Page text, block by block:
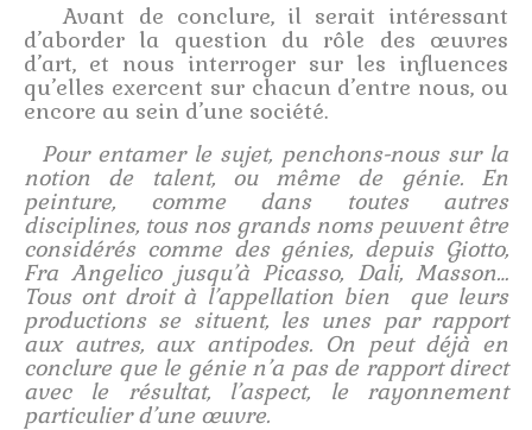
Avant de conclure, il serait intéressant
d’aborder la question du rôle des œuvres
d’art, et nous interroger sur les influences
qu’elles exercent sur chacun d’entre nous, ou
encore au sein d’une société.
Pour entamer le sujet, penchons-nous sur la
notion de talent, ou même de génie. En
peinture, comme dans toutes autres
disciplines, tous nos grands noms peuvent être
considérés comme des génies, depuis Giotto,
Fra Angelico jusqu’à Picasso, Dali, Masson…
Tous ont droit à l’appellation bien que leurs
productions se situent, les unes par rapport
aux autres, aux antipodes. On peut déjà en
conclure que le génie n’a pas de rapport direct
avec le résultat, l’aspect, le rayonnement
particulier d’une œuvre.